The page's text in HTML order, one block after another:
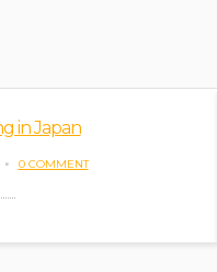
in Japan
0 COMMENT